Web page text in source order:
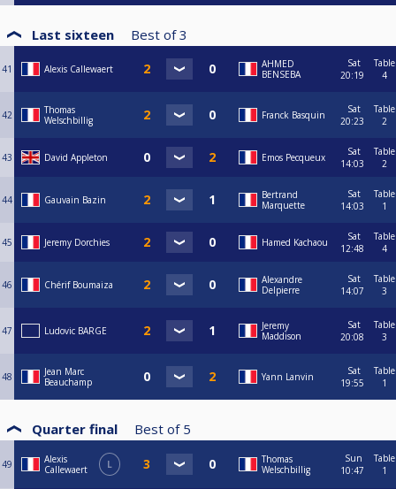
Last sixteen Best of 3
41 Alexis Callewaert
AHMED
BENSEBA
Sat
20:19
Table
4
42
Thomas
Welschbillig
Franck Basquin
Sat
20:23
Table
2
43 David Appleton Emos Pecqueux
Sat
14:03
Table
2
44 Gauvain Bazin
Bertrand
Marquette
Sat
14:03
Table
1
45 Jeremy Dorchies Hamed Kachaou
Sat
12:48
Table
4
46 Chérif Boumaiza
Alexandre
Delpierre
Sat
14:07
Table
3
47 Ludovic BARGE
Jeremy
Maddison
Sat
20:08
Table
3
48
Jean Marc
Beauchamp
Yann Lanvin
Sat
19:55
Table
1
Quarter final Best of 5
49
Alexis
Callewaert
L
Thomas
Welschbillig
Sun
10:47
Table
1